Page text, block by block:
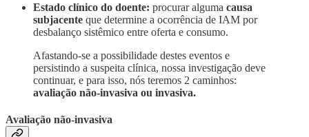
Estado clínico do doente: procurar alguma causa
subjacente que determine a ocorrência de IAM por
desbalanço sistêmico entre oferta e consumo.
Afastando-se a possibilidade destes eventos e
persistindo a suspeita clínica, nossa investigação deve
continuar, e para isso, nós teremos 2 caminhos:
avaliação não-invasiva ou invasiva.
Avaliação não-invasiva